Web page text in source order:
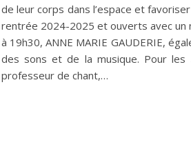
de leur corps dans l’espace et
rentrée 2024-2025 et ouverts avec un
à 19h30, ANNE MARIE GAUDERIE,
des sons et de la musique. Pour les
professeur de chant,…